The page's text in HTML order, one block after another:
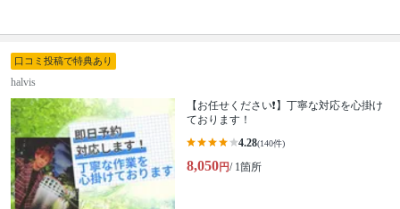
口コミ投稿で特典あり
halvis
【お任せください❗️】丁寧な対応を心掛け
ております！
4.28(140件)
8,050円/ 1箇所